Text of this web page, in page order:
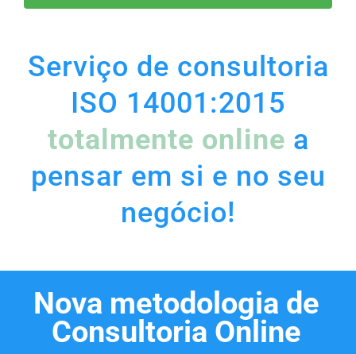
Serviço de consultoria
ISO 14001:2015
totalmente online a
pensar em si e no seu
negócio!
Nova metodologia de
Consultoria Online